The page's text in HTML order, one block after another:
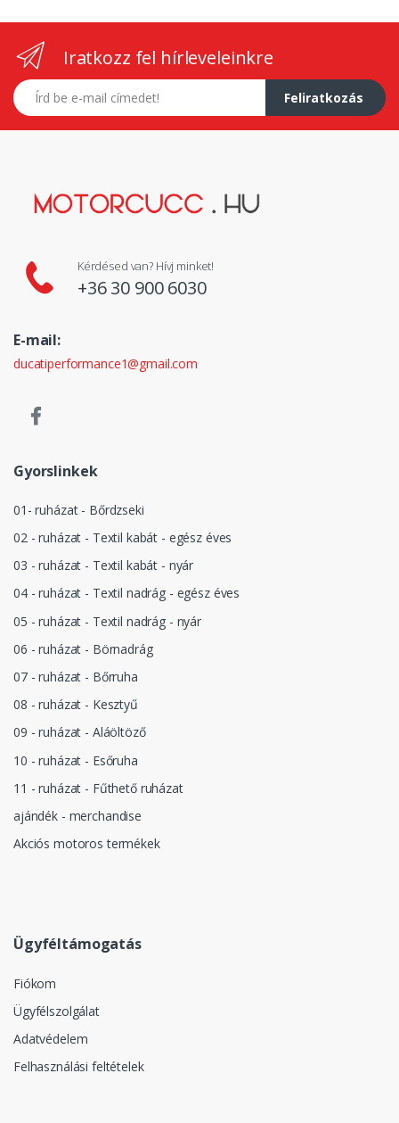
Iratkozz fel hírleveleinkre
E-mail címed
Feliratkozás
Kérdésed van? Hívj minket!
+36 30 900 6030
E-mail:
ducatiperformance1@gmail.com
Gyorslinkek
01- ruházat - Bőrdzseki
02 - ruházat - Textil kabát - egész éves
03 - ruházat - Textil kabát - nyár
04 - ruházat - Textil nadrág - egész éves
05 - ruházat - Textil nadrág - nyár
06 - ruházat - Börnadrág
07 - ruházat - Bőrruha
08 - ruházat - Kesztyű
09 - ruházat - Aláöltöző
10 - ruházat - Esőruha
11 - ruházat - Fűthető ruházat
ajándék - merchandise
Akciós motoros termékek
Ügyféltámogatás
Fiókom
Ügyfélszolgálat
Adatvédelem
Felhasználási feltételek